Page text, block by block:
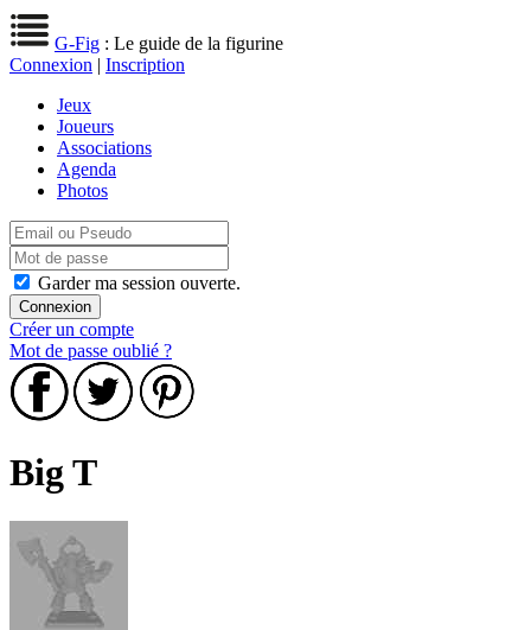
G-Fig : Le guide de la figurine
Connexion | Inscription
Jeux
Joueurs
Associations
Agenda
Photos
Garder ma session ouverte.
Créer un compte
Mot de passe oublié ?
Big T